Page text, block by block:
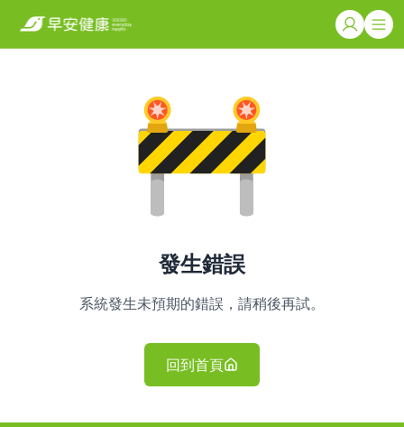
發生錯誤
系統發生未預期的錯誤，請稍後再試。
回到首頁